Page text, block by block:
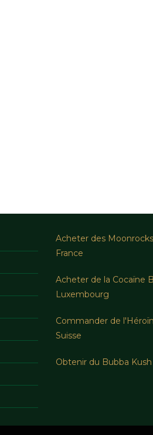
Acheter des
France
Acheter de la Cocaïne
Luxembourg
Commander de
Suisse
Obtenir du Bubba